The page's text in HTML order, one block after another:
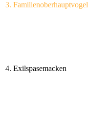
3. Familienoberhauptvogel
4. Exilspasemacken